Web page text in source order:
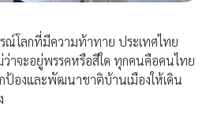
ณ์โลกที่มีความท้าทาย ประเทศไทย
ว่าจะอยู่พรรคหรือสีใด ทุกคนคือคนไทย
ป้องและพัฒนาชาติบ้านเมืองให้เดิน